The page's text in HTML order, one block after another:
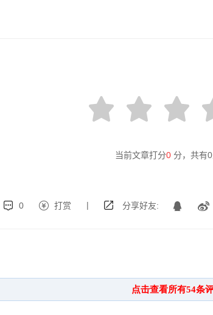
当前文章打分0 分，共有0
0 打赏 | 分享好友: